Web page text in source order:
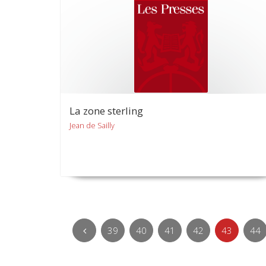
La zone sterling
Jean de Sailly
39 40 41 42 43 44